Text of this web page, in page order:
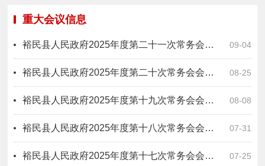
重大会议信息
09-04
裕民县人民政府2025年度第二十一次常务会会议纪要
08-25
裕民县人民政府2025年度第二十次常务会会议纪要
08-08
裕民县人民政府2025年度第十九次常务会会议纪要
07-31
裕民县人民政府2025年度第十八次常务会会议纪要
07-25
裕民县人民政府2025年度第十七次常务会会议纪要